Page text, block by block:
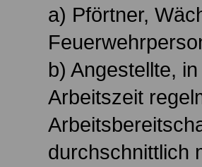
a) Pförtner,
b) Angestellte,
Arbeitszeit
durchschnittlich